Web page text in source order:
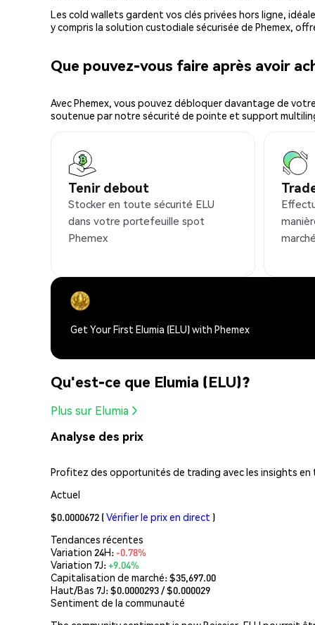
Les cold wallets gardent vos clés privées hors ligne,
y compris la solution custodiale sécurisée de Phemex,
Que pouvez-vous faire après avoir
Avec Phemex, vous pouvez débloquer davantage de
soutenue par notre sécurité de pointe et support
Tenir debout
Stocker en toute sécurité ELU
dans votre portefeuille spot
Phemex
Get Your First Elumia (ELU) with Phemex
Qu'est-ce que Elumia (ELU)?
Plus sur Elumia
Analyse des prix
Profitez des opportunités de trading avec les insights en
Actuel
$0.0000672 (Vérifier le prix en direct )
Tendances récentes
Variation 24H: -0.78%
Variation 7J:+9.04%
Capitalisation de marché:$35,697.00
Haut/Bas 7J: $0.0000293/ $0.000029
Sentiment de la communauté